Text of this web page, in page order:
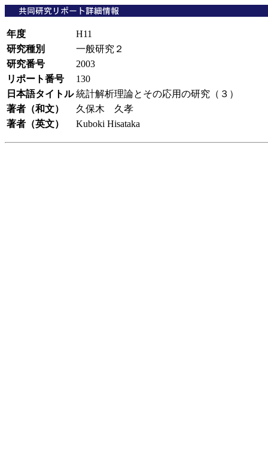
年度
H11
研究種別
一般研究２
研究番号
2003
リポート番号
130
日本語タイトル 統計解析理論とその応用の研究（３）
著者（和文）
久保木 久孝
著者（英文）
Kuboki Hisataka